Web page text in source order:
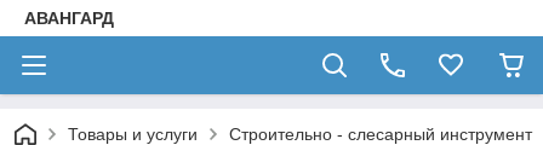
АВАНГАРД
Товары и услуги Строительно - слесарный инструмент